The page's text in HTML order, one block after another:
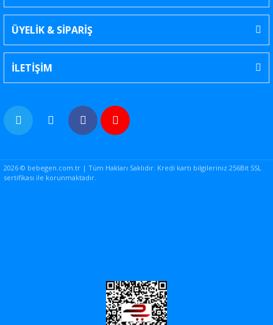
ÜYELİK & SİPARİŞ
İLETİŞİM
2026 © bebegen.com.tr | Tüm Hakları Saklıdır. Kredi kartı bilgileriniz 256Bit SSL
sertifikası ile korunmaktadır.